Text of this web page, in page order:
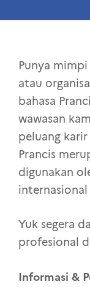
Punya
atau
bahasa
wawasan
peluang
Prancis
digunakan
internasional
Yuk segera
profesional
Informasi &